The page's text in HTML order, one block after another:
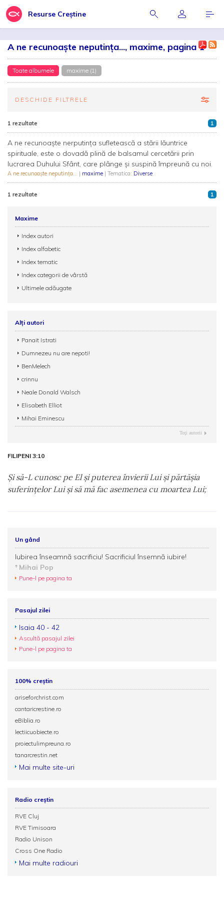
Resurse Creștine
A ne recunoaşte neputinţa..., maxime, pagina 1
Toate albumele maxime (1)
DESCHIDE FILTRELE
1 rezultate 1
A ne recunoaşte nerputinţa sufletească a stării lăuntrice
spirituale, este o dovadă plină de balsamul cercetării prin
lucrarea Duhului Sfânt, care plânge şi suspină împreună cu noi.
A ne recunoaşte neputinţa... | maxime | Tematica: Diverse
1 rezultate 1
Maxime
Index autori
Index alfabetic
Index tematic
Index categorii de vârstă
Ultimele adăugate
Alți autori
Panait Istrati
Dumnezeu nu are nepoti!
BenMelech
crinnu
Neale Donald Walsch
Elisabeth Elliot
Mihai Eminescu
Toţi autorii
FILIPENI 3:10
Şi să-L cunosc pe El şi puterea învierii Lui şi părtăşia
suferinţelor Lui şi să mă fac asemenea cu moartea Lui;
Un gând
Iubirea înseamnă sacrificiu! Sacrificiul însemnă iubire!
Mihai Pop
Pune-l pe pagina ta
Pasajul zilei
Isaia 40 - 42
Ascultă pasajul zilei
Pune-l pe pagina ta
100% creștin
ariseforchrist.com
cantaricrestine.ro
eBiblia.ro
lectiicuobiecte.ro
proiectulimpreuna.ro
tanarcrestin.net
Mai multe site-uri
Radio creștin
RVE Cluj
RVE Timisoara
Radio Unison
Cross One Radio
Mai multe radiouri